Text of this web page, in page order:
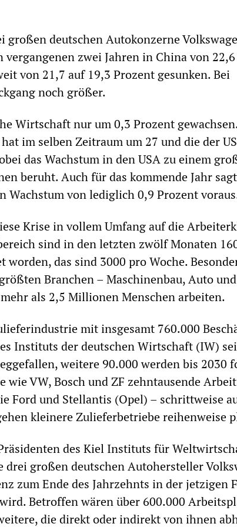
großen deutschen Autokonzerne
vergangenen zwei Jahren in China von
von 21,7 auf 19,3 Prozent gesunken. Bei
noch größer.
Wirtschaft nur um 0,3 Prozent
im selben Zeitraum um 27 und die der
das Wachstum in den USA zu einem
beruht. Auch für das kommende Jahr
Wachstum von lediglich 0,9 Prozent
Krise in vollem Umfang auf die
sind in den letzten zwölf Monaten
das sind 3000 pro Woche.
Branchen – Maschinenbau, Auto
als 2,5 Millionen Menschen arbeiten.
mit insgesamt 760.000
Instituts der deutschen Wirtschaft (IW)
weitere 90.000 werden bis 2030
wie VW, Bosch und ZF zehntausende
Ford und Stellantis (Opel) – schrittweise
kleinere Zulieferbetriebe reihenweise
des Kiel Instituts für
drei großen deutschen Autohersteller
zum Ende des Jahrzehnts in der jetzigen
Betroffen wären über 600.000
die direkt oder indirekt von ihnen